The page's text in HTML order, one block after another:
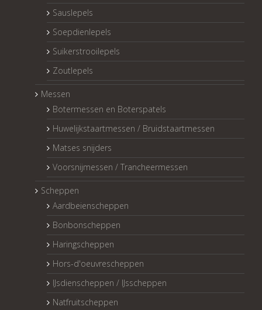
Sauslepels
Soepdienlepels
Suikerstrooilepels
Zoutlepels
Messen
Botermessen en Boterspatels
Huwelijkstaartmessen / Bruidstaartmessen
Matses snijders
Voorsnijmessen / Trancheermessen
Scheppen
Aardbeienscheppen
Bonbonscheppen
Haringscheppen
Hors-d'oeuvrescheppen
IJsdienscheppen / IJsscheppen
Natfruitscheppen